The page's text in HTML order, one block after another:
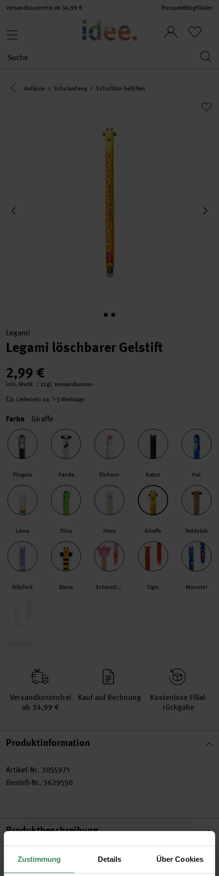
Zustimmung Details Über Cookies
Versandkostenfrei ab 34,99 € ProspektBlogFilialen
Eine Kategorie zurück navigieren
Anlässe Schulanfang Schultüte befüllen
Legami
Legami löschbarer Gelstift
2,99 €
inkl. MwSt. / zzgl. Versandkosten
Lieferzeit: ca. 1-3 Werktage
Farbe Giraffe
Pinguin Panda Einhorn Katze Hai
Lama Dino Hase Giraffe Teddybär
Nilpferd Biene Schmetterling Tiger Monster
Versand­kosten­frei
ab 34,99 €
Kauf auf Rechnung
Kosten­lose Filial­
rückgabe
Produktinformation
Artikel-Nr. 3055971
Bestell-Nr. 3629550
Produktbeschreibung
Der löschbare Gelstift von Legami macht das Leben bunt und